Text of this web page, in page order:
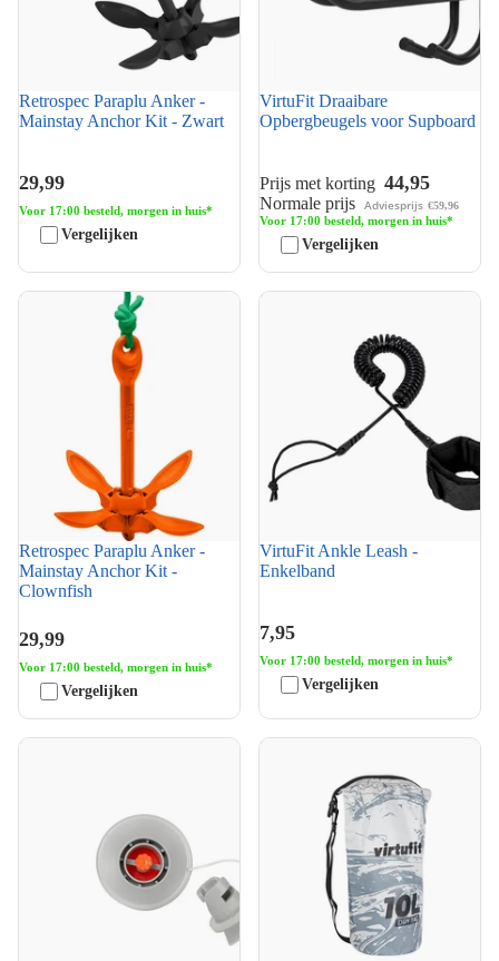
Retrospec Paraplu Anker -
Mainstay Anchor Kit - Zwart
29,99
Voor 17:00 besteld, morgen in huis*
Vergelijken
VirtuFit Draaibare
Opbergbeugels voor Supboard
Prijs met korting 44,95
Normale prijs Adviesprijs €59,96
Voor 17:00 besteld, morgen in huis*
Vergelijken
Retrospec Paraplu Anker -
Mainstay Anchor Kit -
Retrospec Paraplu Anker -
Mainstay Anchor Kit -
Clownfish
29,99
Voor 17:00 besteld, morgen in huis*
Vergelijken
VirtuFit Ankle Leash -
VirtuFit Ankle Leash -
Enkelband
7,95
Voor 17:00 besteld, morgen in huis*
Vergelijken
VirtuFit High Pressure Valve -
VirtuFit Dry Bag 10L -